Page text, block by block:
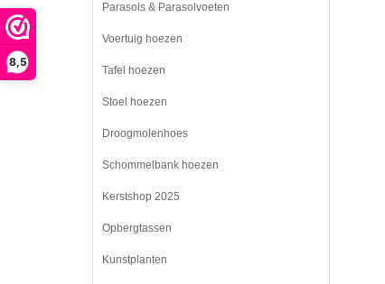
8,5
Parasols & Parasolvoeten
Voertuig hoezen
Tafel hoezen
Stoel hoezen
Droogmolenhoes
Schommelbank hoezen
Kerstshop 2025
Opbergtassen
Kunstplanten